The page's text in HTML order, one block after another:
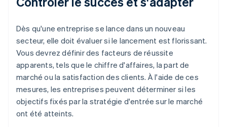
Dès qu'une entreprise se lance dans un nouveau
secteur, elle doit évaluer si le lancement est florissant.
Vous devrez définir des facteurs de réussite
apparents, tels que le chiffre d'affaires, la part de
marché ou la satisfaction des clients. À l'aide de ces
mesures, les entreprises peuvent déterminer si les
objectifs fixés par la stratégie d'entrée sur le marché
ont été atteints.